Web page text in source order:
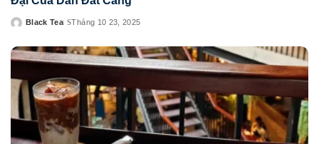
Posted
Black Tea Tháng 10 23, 2025